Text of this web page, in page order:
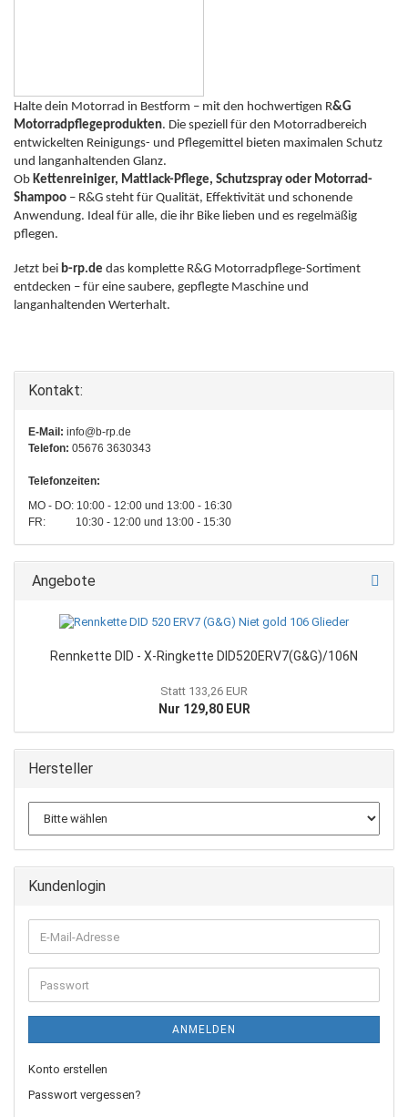
Halte dein Motorrad in Bestform – mit den hochwertigen R&G
Motorradpflegeprodukten. Die speziell für den Motorradbereich
entwickelten Reinigungs- und Pflegemittel bieten maximalen Schutz
und langanhaltenden Glanz.
Ob Kettenreiniger, Mattlack-Pflege, Schutzspray oder Motorrad-
Shampoo – R&G steht für Qualität, Effektivität und schonende
Anwendung. Ideal für alle, die ihr Bike lieben und es regelmäßig
pflegen.
Jetzt bei b-rp.de das komplette R&G Motorradpflege-Sortiment
entdecken – für eine saubere, gepflegte Maschine und
langanhaltenden Werterhalt.
Kontakt:
E-Mail: info@b-rp.de
Telefon: 05676 3630343
Telefonzeiten:
MO - DO: 10:00 - 12:00 und 13:00 - 16:30
FR: 10:30 - 12:00 und 13:00 - 15:30
Angebote
Rennkette DID - X-Ringkette DID520ERV7(G&G)/106N
Statt 133,26 EUR
Nur 129,80 EUR
Hersteller
Kundenlogin
E-
Mail-
Adresse
Passwort
ANMELDEN
Konto erstellen
Passwort vergessen?